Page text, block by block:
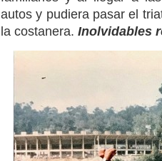
autos y pudiera pasar el
la costanera. Inolvidables